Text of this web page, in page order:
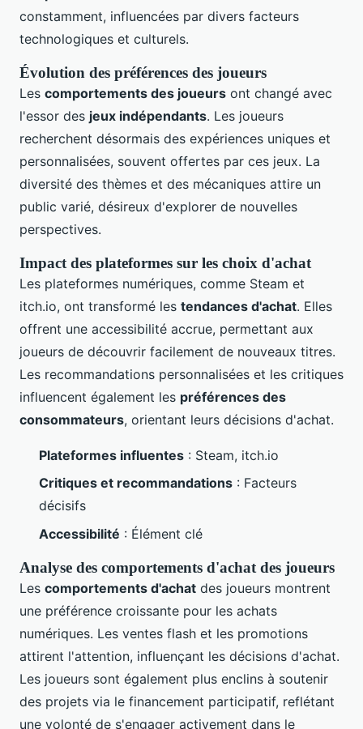
constamment, influencées par divers facteurs
technologiques et culturels.
Évolution des préférences des joueurs
Les comportements des joueurs ont changé avec
l'essor des jeux indépendants. Les joueurs
recherchent désormais des expériences uniques et
personnalisées, souvent offertes par ces jeux. La
diversité des thèmes et des mécaniques attire un
public varié, désireux d'explorer de nouvelles
perspectives.
Impact des plateformes sur les choix d'achat
Les plateformes numériques, comme Steam et
itch.io, ont transformé les tendances d'achat. Elles
offrent une accessibilité accrue, permettant aux
joueurs de découvrir facilement de nouveaux titres.
Les recommandations personnalisées et les critiques
influencent également les préférences des
consommateurs, orientant leurs décisions d'achat.
Plateformes influentes : Steam, itch.io
Critiques et recommandations : Facteurs
décisifs
Accessibilité : Élément clé
Analyse des comportements d'achat des joueurs
Les comportements d'achat des joueurs montrent
une préférence croissante pour les achats
numériques. Les ventes flash et les promotions
attirent l'attention, influençant les décisions d'achat.
Les joueurs sont également plus enclins à soutenir
des projets via le financement participatif, reflétant
une volonté de s'engager activement dans le